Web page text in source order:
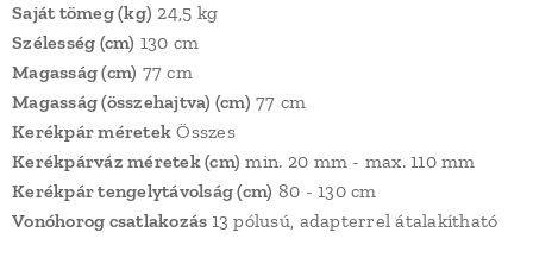
Saját tömeg (kg) 24,5 kg
Szélesség (cm) 130 cm
Magasság (cm) 77 cm
Magasság (összehajtva) (cm) 77 cm
Kerékpár méretek Összes
Kerékpárváz méretek (cm) min. 20 mm - max. 110 mm
Kerékpár tengelytávolság (cm) 80 - 130 cm
Vonóhorog csatlakozás 13 pólusú, adapterrel átalakítható